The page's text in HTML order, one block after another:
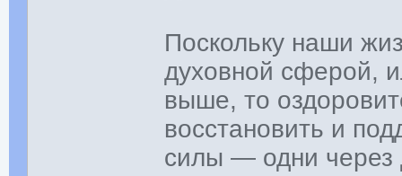
Поскольку наши
духовной сферой,
выше, то
восстановить и
силы — одни через